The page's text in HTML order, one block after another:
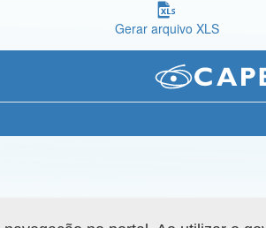
Gerar arquivo XLS